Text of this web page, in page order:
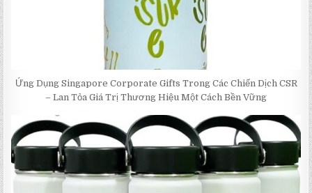
Ứng Dụng Singapore Corporate Gifts Trong Các Chiến Dịch CSR
– Lan Tỏa Giá Trị Thương Hiệu Một Cách Bền Vững